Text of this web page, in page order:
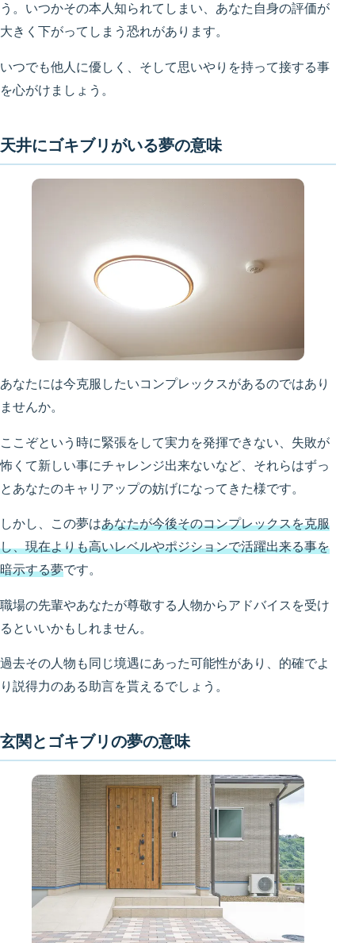
う。いつかその本人知られてしまい、あなた自身の評価が
大きく下がってしまう恐れがあります。
いつでも他人に優しく、そして思いやりを持って接する事
を心がけましょう。
天井にゴキブリがいる夢の意味
あなたには今克服したいコンプレックスがあるのではあり
ませんか。
ここぞという時に緊張をして実力を発揮できない、失敗が
怖くて新しい事にチャレンジ出来ないなど、それらはずっ
とあなたのキャリアップの妨げになってきた様です。
しかし、この夢はあなたが今後そのコンプレックスを克服
し、現在よりも高いレベルやポジションで活躍出来る事を
暗示する夢です。
職場の先輩やあなたが尊敬する人物からアドバイスを受け
るといいかもしれません。
過去その人物も同じ境遇にあった可能性があり、的確でよ
り説得力のある助言を貰えるでしょう。
玄関とゴキブリの夢の意味